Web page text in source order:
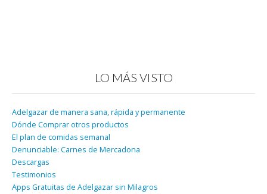
LO MÁS VISTO
Adelgazar de manera sana, rápida y permanente
Dónde Comprar otros productos
El plan de comidas semanal
Denunciable: Carnes de Mercadona
Descargas
Testimonios
Apps Gratuitas de Adelgazar sin Milagros